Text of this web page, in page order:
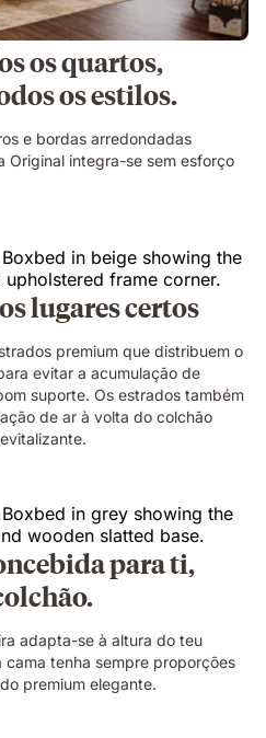
os quartos,
os estilos.
e bordas arredondadas
Original integra-se sem esforço
lugares certos
premium que distribuem o
evitar a acumulação de
suporte. Os estrados também
de ar à volta do colchão
para ti,
adapta-se à altura do teu
tenha sempre proporções
premium elegante.